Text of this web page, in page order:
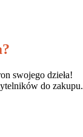
swojego dzieła!
do zakupu.